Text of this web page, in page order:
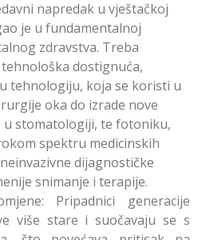
napredak u vještačkoj
je u fundamentalnoj
zdravstva. Treba
dostignuća,
tehnologiju, koja se koristi u
oka do izrade nove
stomatologiji, te fotoniku,
spektru medicinskih
dijagnostičke
snimanje i terapije.
Pripadnici generacije
više stare i suočavaju se s